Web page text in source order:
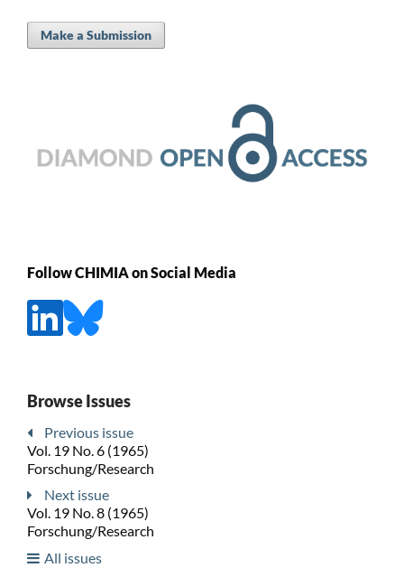
Make a Submission
Follow CHIMIA on Social Media
Browse Issues
Previous issue
Vol. 19 No. 6 (1965)
Forschung/Research
Next issue
Vol. 19 No. 8 (1965)
Forschung/Research
All issues